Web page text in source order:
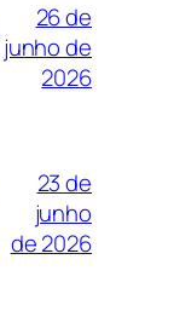
26 de
junho de
2026
23 de
junho
de 2026